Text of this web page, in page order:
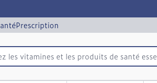
Prescription
les vitamines et les produits de santé